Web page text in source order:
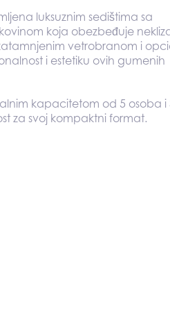
luksuznim sedištima sa
koja obezbeđuje
vetrobranom i
i estetiku ovih gumenih
kapacitetom od 5 osoba i
za svoj kompaktni format.